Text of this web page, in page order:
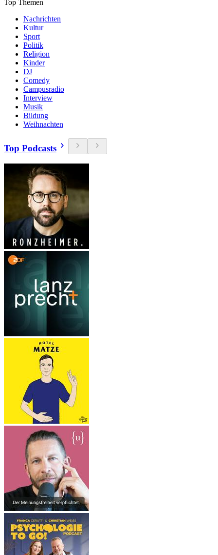
Top Themen
Nachrichten
Kultur
Sport
Politik
Religion
Kinder
DJ
Comedy
Campusradio
Interview
Musik
Bildung
Weihnachten
Top Podcasts